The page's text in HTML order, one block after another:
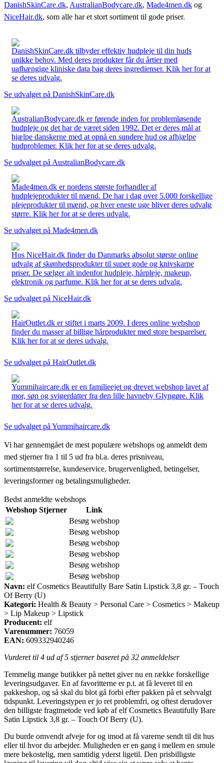
DanishSkinCare.dk, AustralianBodycare.dk, Made4men.dk og
NiceHair.dk, som alle har et stort sortiment til gode priser.
DanishSkinCare.dk tilbyder effektiv hudpleje til din huds
unikke behov. Med deres produkter får du årtier med
uafhængige kliniske data bag deres ingredienser. Klik her for at
se deres udvalg.
Se udvalget på DanishSkinCare.dk
AustralianBodycare.dk er førende inden for problemløsende
hudpleje og det har de været siden 1992. Det er deres mål at
hjælpe danskerne med at opnå en sundere hud og afhjælpe
hudproblemer. Klik her for at se deres udvalg.
Se udvalget på AustralianBodycare.dk
Made4men.dk er nordens største forhandler af
hudplejeprodukter til mænd. De har i dag over 5.000 forskellige
plejeprodukter til mænd, og hver eneste uge bliver deres udvalg
større. Klik her for at se deres udvalg.
Se udvalget på Made4men.dk
Hos NiceHair.dk finder du Danmarks absolut største online
udvalg af skønhedsprodukter til super gode og knivskarpe
priser. De sælger alt indenfor hudpleje, hårpleje, makeup,
elektronik og parfume. Klik her for at se deres udvalg.
Se udvalget på NiceHair.dk
HairOutlet.dk er stiftet i marts 2009. I deres online webshop
finder du masser af billige hårprodukter med store besparelser.
Klik her for at se deres udvalg.
Se udvalget på HairOutlet.dk
Yummihaircare.dk er en familieejet og drevet webshop lavet af
mor, søn og svigerdatter fra den lille havneby Glyngøre. Klik
her for at se deres udvalg.
Se udvalget på Yummihaircare.dk
Vi har gennemgået de mest populære webshops og anmeldt dem
med stjerner fra 1 til 5 ud fra bl.a. deres prisniveau,
sortimentstørrelse, kundeservice, brugervenlighed, betingelser,
leveringsformer og betalingsmuligheder.
Bedst anmeldte webshops
Webshop Stjerner
Link
Besøg webshop
Besøg webshop
Besøg webshop
Besøg webshop
Besøg webshop
Besøg webshop
Navn: elf Cosmetics Beautifully Bare Satin Lipstick 3,8 gr. – Touch
Of Berry (U)
Kategori: Health & Beauty > Personal Care > Cosmetics > Makeup
> Lip Makeup > Lipstick
Producent: elf
Varenummer: 76059
EAN: 609332940246
Vurderet til 4 ud af 5 stjerner baseret på 32 anmeldelser
Temmelig mange butikker på nettet giver nu en række forskellige
leveringsudgaver. En af favoritterne er p.t. at få leveret til en
pakkeshop, og så skal du blot gå forbi efter pakken på et selvvalgt
tidspunkt. Leveringstypen er jo ret problemfri, og oftest derudover
den billigste fragtmetode ved køb af elf Cosmetics Beautifully Bare
Satin Lipstick 3,8 gr. – Touch Of Berry (U).
Du burde omvendt afveje for og imod at få varerne sendt til dit hus
eller til hvor du arbejder. Muligheden er en gang i mellem en smule
mere bekostelig, men samtidig yderst ligetil. Den prisbilligste